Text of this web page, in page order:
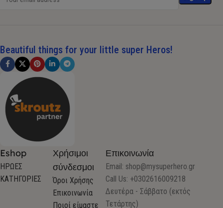
Beautiful things for your little super Heros!
Eshop
ΗΡΩΕΣ
ΚΑΤΗΓΟΡΙΕΣ
Χρήσιμοι
σύνδεσμοι
Όροι Χρήσης
Επικοινωνία
Ποιοί είμαστε
Επικοινωνία
Email: shop@mysuperhero.gr
Call Us: +0302616009218
Δευτέρα - Σάββατο (εκτός
Τετάρτης)